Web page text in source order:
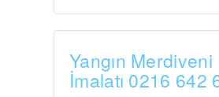
Yangın Merdiveni
İmalatı 0216 642